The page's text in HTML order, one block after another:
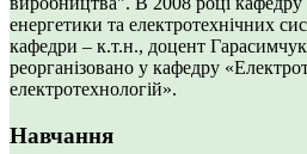
енергетики та електротехнічних
кафедри – к.т.н., доцент
реорганізовано у кафедру
електротехнологій».
Навчання